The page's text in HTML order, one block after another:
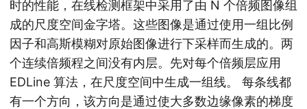
时的性能，在线检测框架中采用了由 N 个倍频图像组
成的尺度空间金字塔。这些图像是通过使用一组比例
因子和高斯模糊对原始图像进行下采样而生成的。两
个连续倍频程之间没有内层。先对每个倍频层应用
EDLine 算法，在尺度空间中生成一组线。 每条线都
有一个方向，该方向是通过使大多数边缘像素的梯度